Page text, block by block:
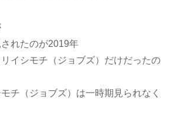
れたのが2019年
イシモチ（ジョブズ）だけだったの
チ（ジョブズ）は一時期見られなく